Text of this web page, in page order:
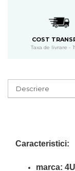
COST
Taxa de livrare -
Descriere
Caracteristici:
marca: